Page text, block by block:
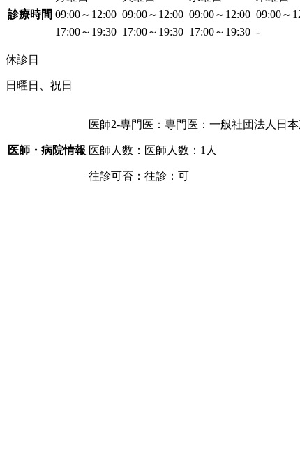
診療時間 09:00～12:00 09:00～12:00 09:00～12:00 09:00～
17:00～19:30 17:00～19:30 17:00～19:30 -
休診日
日曜日、祝日
医師・病院情報
医師2-専門医：専門医：一般社団法人日
医師人数：医師人数：1人
往診可否：往診：可